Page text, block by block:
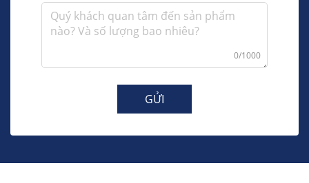
0/1000
GỬI